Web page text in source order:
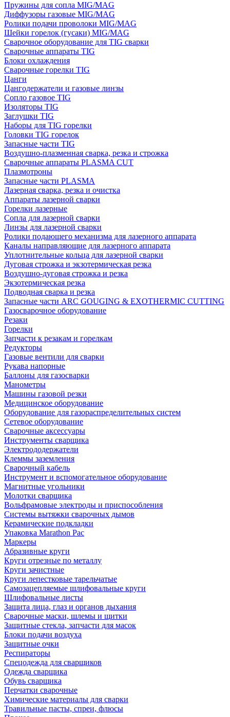
Пружины для сопла MIG/MAG
Диффузоры газовые MIG/MAG
Ролики подачи проволоки MIG/MAG
Шейки горелок (гусаки) MIG/MAG
Сварочное оборудование для TIG сварки
Сварочные аппараты TIG
Блоки охлаждения
Сварочные горелки TIG
Цанги
Цангодержатели и газовые линзы
Сопло газовое TIG
Изоляторы TIG
Заглушки TIG
Наборы для TIG горелки
Головки TIG горелок
Запасные части TIG
Воздушно-плазменная сварка, резка и строжка
Сварочные аппараты PLASMA CUT
Плазмотроны
Запасные части PLASMA
Лазерная сварка, резка и очистка
Аппараты лазерной сварки
Горелки лазерные
Сопла для лазерной сварки
Линзы для лазерной сварки
Ролики подающего механизма для лазерного аппарата
Каналы направляющие для лазерного аппарата
Уплотнительные кольца для лазерной сварки
Дуговая строжка и экзотермическая резка
Воздушно-дуговая строжка и резка
Экзотермическая резка
Подводная сварка и резка
Запасные части ARC GOUGING & EXOTHERMIC CUTTING
Газосварочное оборудование
Резаки
Горелки
Запчасти к резакам и горелкам
Редукторы
Газовые вентили для сварки
Рукава напорные
Баллоны для газосварки
Манометры
Машины газовой резки
Медицинское оборудование
Оборудование для газораспределительных систем
Сетевое оборудование
Сварочные аксессуары
Инструменты сварщика
Электрододержатели
Клеммы заземления
Сварочный кабель
Инструмент и вспомогательное оборудование
Магнитные угольники
Молотки сварщика
Вольфрамовые электроды и приспособления
Системы вытяжки сварочных дымов
Керамические подкладки
Упаковка Marathon Pac
Маркеры
Абразивные круги
Круги отрезные по металлу
Круги зачистные
Круги лепестковые тарельчатые
Самозацепляемые шлифовальные круги
Шлифовальные листы
Защита лица, глаз и органов дыхания
Сварочные маски, шлемы и щитки
Защитные стекла, запчасти для масок
Блоки подачи воздуха
Защитные очки
Респираторы
Спецодежда для сварщиков
Одежда сварщика
Обувь сварщика
Перчатки сварочные
Химические материалы для сварки
Травильные пасты, спреи, флюсы